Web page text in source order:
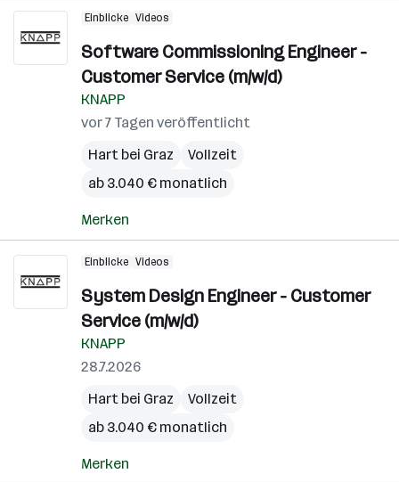
Einblicke Videos
Software Commissioning Engineer -
Customer Service (m/w/d)
KNAPP
vor 7 Tagen veröffentlicht
Hart bei Graz
Vollzeit
ab 3.040 € monatlich
Merken
Einblicke Videos
System Design Engineer - Customer
Service (m/w/d)
KNAPP
28.7.2026
Hart bei Graz
Vollzeit
ab 3.040 € monatlich
Merken